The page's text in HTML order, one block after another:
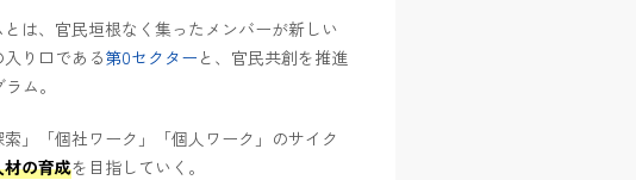
は、官民垣根なく集ったメンバーが新しい
り口である第0セクター と、官民共創を推進
ム。
」「個社ワーク」「個人ワーク」のサイク
の育成を目指していく。